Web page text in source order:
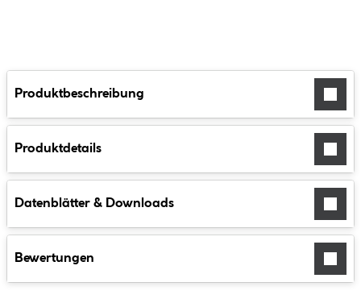
Produktbeschreibung
Produktdetails
Datenblätter & Downloads
Bewertungen